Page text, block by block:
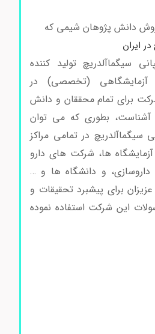
دانش پژوهان شیمی که
ایران
تولید کننده
(تخصصی) در
برای تمام محققان و دانش
بطوری که می توان
در تمامی مراکز
ها، شرکت های دارو
و دانشگاه ها و …
برای پیشبرد تحقیقات و
این شرکت استفاده نموده